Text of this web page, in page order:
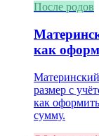
После родов
как
размер с
как
сумму.